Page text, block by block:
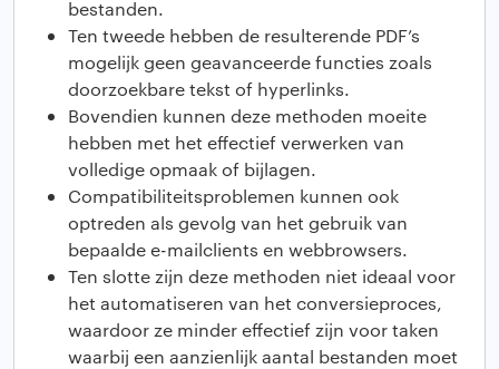
bestanden.
Ten tweede hebben de resulterende PDF’s
mogelijk geen geavanceerde functies zoals
doorzoekbare tekst of hyperlinks.
Bovendien kunnen deze methoden moeite
hebben met het effectief verwerken van
volledige opmaak of bijlagen.
Compatibiliteitsproblemen kunnen ook
optreden als gevolg van het gebruik van
bepaalde e-mailclients en webbrowsers.
Ten slotte zijn deze methoden niet ideaal voor
het automatiseren van het conversieproces,
waardoor ze minder effectief zijn voor taken
waarbij een aanzienlijk aantal bestanden moet